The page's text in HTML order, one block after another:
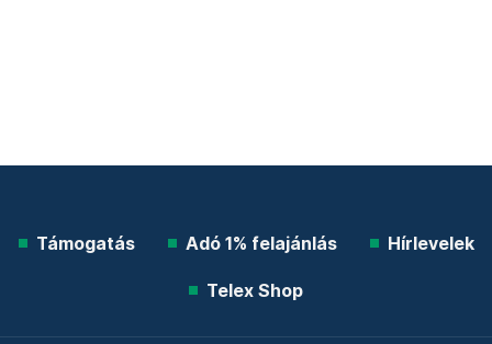
Támogatás Adó 1% felajánlás Hírlevelek
Telex Shop